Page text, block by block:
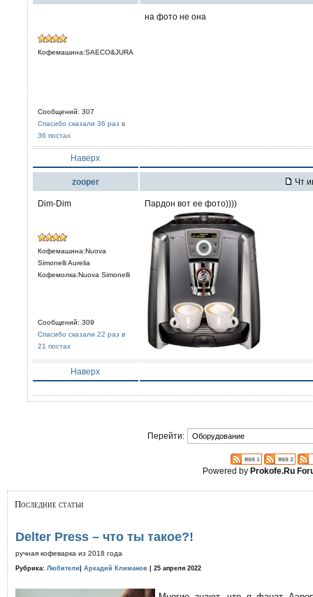
Кофемашина:SAECO&JURA
Сообщений: 307
Спасибо сказали 36 раз в
36 постах
на фото не она
Наверх
zooper Чт
Dim-Dim
Кофемашина:Nuova
Simonelli Aurelia
Кофемолка:Nuova Simonelli
Сообщений: 309
Спасибо сказали 22 раз в
21 постах
Пардон вот ее фото))))
Наверх
Перейти:
Powered byProkofe.Ru
Последние статьи
Delter Press – что ты такое?!
ручная кофеварка из 2018 года
Рубрика: Любители Аркадий Климанов | 25 апреля 2022